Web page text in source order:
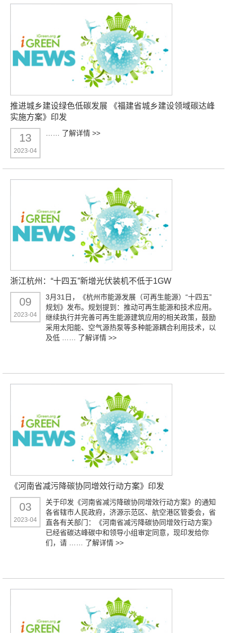
推进城乡建设绿色低碳发展 《福建省城乡建设领域碳达峰
实施方案》印发
13
2023-04
了解详情 >>
浙江杭州：“十四五”新增光伏装机不低于1GW
09
2023-04
3月31日，《杭州市能源发展（可再生能源）“十四五”
规划》发布。规划提到：推动可再生能源和技术应用。
继续执行并完善可再生能源建筑应用的相关政策，鼓励
采用太阳能、空气源热泵等多种能源耦合利用技术，以
及低 …… 了解详情 >>
《河南省减污降碳协同增效行动方案》印发
03
2023-04
关于印发《河南省减污降碳协同增效行动方案》的通知
各省辖市人民政府，济源示范区、航空港区管委会，省
直各有关部门：《河南省减污降碳协同增效行动方案》
已经省碳达峰碳中和领导小组审定同意，现印发给你
们，请 …… 了解详情 >>